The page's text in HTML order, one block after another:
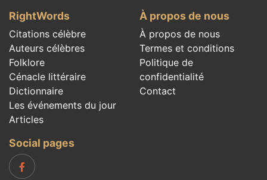
RightWords
Citations célèbre
Auteurs célèbres
Folklore
Cénacle littéraire
Dictionnaire
Les événements du jour
Articles
À propos de nous
À propos de nous
Termes et conditions
Politique de
confidentialité
Contact
Social pages